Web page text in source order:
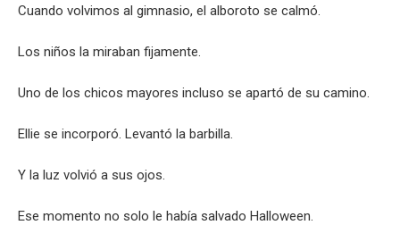
Cuando volvimos al gimnasio, el alboroto se calmó.
Los niños la miraban fijamente.
Uno de los chicos mayores incluso se apartó de su camino.
Ellie se incorporó. Levantó la barbilla.
Y la luz volvió a sus ojos.
Ese momento no solo le había salvado Halloween.